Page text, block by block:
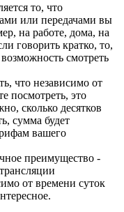
то, что
или передачами вы
на работе, дома, на
говорить кратко, то,
смотреть
что независимо от
посмотреть, это
сколько десятков
сумма будет
вашего
преимущество -
от времени суток